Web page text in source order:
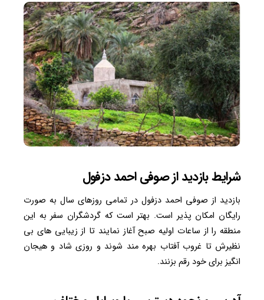
شرایط بازدید از صوفی احمد دزفول
بازدید از صوفی احمد دزفول در تمامی روزهای سال به صورت
رایگان امکان پذیر است. بهتر است که گردشگران سفر به این
منطقه را از ساعات اولیه صبح آغاز نمایند تا از زیبایی های بی
نظیرش تا غروب آفتاب بهره مند شوند و روزی شاد و هیجان
انگیز برای خود رقم بزنند.